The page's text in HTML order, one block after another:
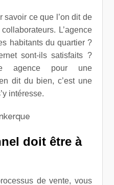
savoir ce que l’on dit de
L’agence
habitants du quartier ?
sont-ils satisfaits ?
agence pour une
dit du bien, c’est une
intéresse.
doit être à
de vente, vous